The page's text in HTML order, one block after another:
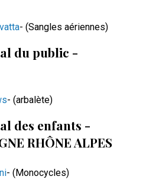
- (Sangles aériennes)
du public -
- (arbalète)
des enfants -
RHÔNE ALPES
- (Monocycles)